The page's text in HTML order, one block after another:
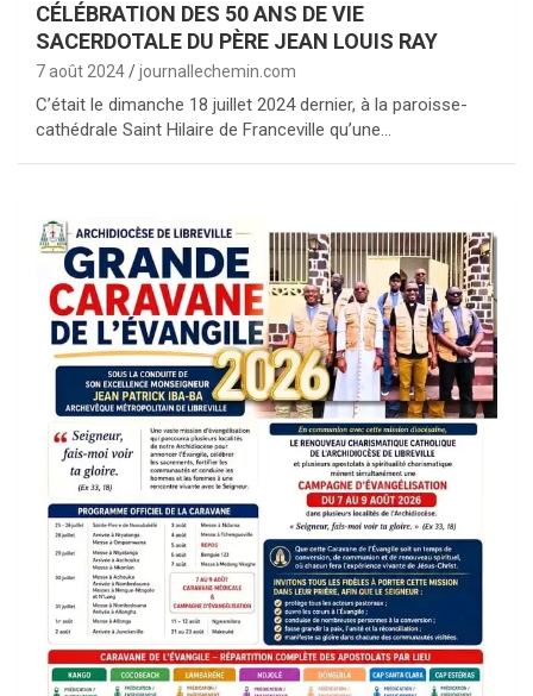
CÉLÉBRATION DES 50 ANS DE VIE
SACERDOTALE DU PÈRE JEAN LOUIS RAY
7 août 2024 journallechemin.com
C’était le dimanche 18 juillet 2024 dernier, à la paroisse-
cathédrale Saint Hilaire de Franceville qu’une…